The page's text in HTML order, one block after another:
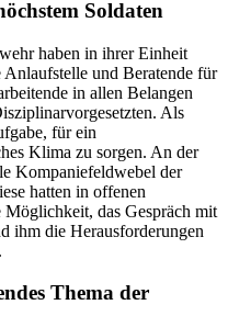
Soldaten
haben in ihrer Einheit
und Beratende für
in allen Belangen
Als
für ein
Klima zu sorgen. An der
Kompaniefeldwebel der
hatten in offenen
Möglichkeit, das Gespräch mit
ihm die Herausforderungen
Thema der